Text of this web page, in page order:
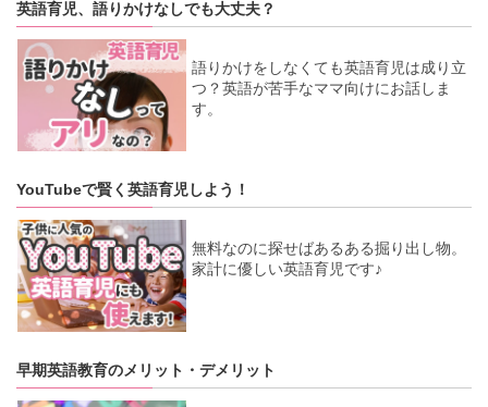
英語育児、語りかけなしでも大丈夫？
語りかけをしなくても英語育児は成り立
つ？英語が苦手なママ向けにお話しま
す。
YouTubeで賢く英語育児しよう！
無料なのに探せばあるある掘り出し物。
家計に優しい英語育児です♪
早期英語教育のメリット・デメリット